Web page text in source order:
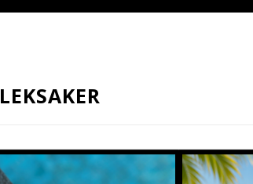
LEKSAKER